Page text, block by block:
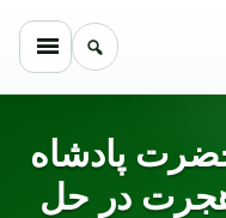
پادشاه
سال هجرت در حل